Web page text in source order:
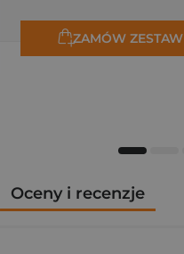
ZAMÓW ZESTAW
Oceny i recenzje